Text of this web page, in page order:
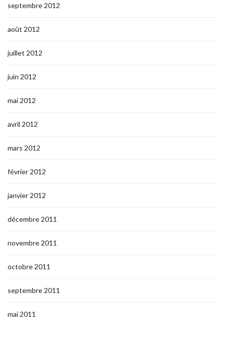
septembre 2012
août 2012
juillet 2012
juin 2012
mai 2012
avril 2012
mars 2012
février 2012
janvier 2012
décembre 2011
novembre 2011
octobre 2011
septembre 2011
mai 2011